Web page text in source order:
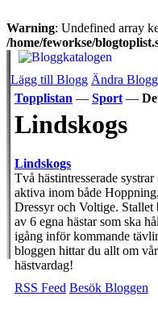
Warning: Undefined array
/home/feworkse/
Lägg till Blogg Ändra Blogg
Topplistan — Sport —
Lindskogs
Lindskogs
Två hästintresserade systrar
aktiva inom både Hoppning,
Dressyr och Voltige. Stallet
av 6 egna hästar som ska
igång inför kommande
bloggen hittar du allt om vår
hästvardag!
RSS Feed Besök Bloggen